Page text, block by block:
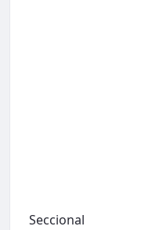
Seccional